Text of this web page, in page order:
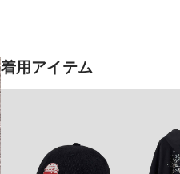
着用アイテム